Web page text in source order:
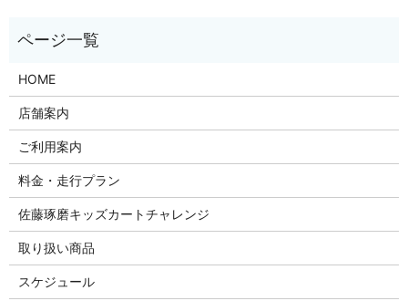
HOME
店舗案内
ご利用案内
料金・走行プラン
佐藤琢磨キッズカートチャレンジ
取り扱い商品
スケジュール